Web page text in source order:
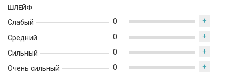
притягать внимание окружающих и оставаться яркими и
ШЛЕЙФ
Слабый
Средний
Сильный
Очень сильный
0 +
0 +
0 +
0 +